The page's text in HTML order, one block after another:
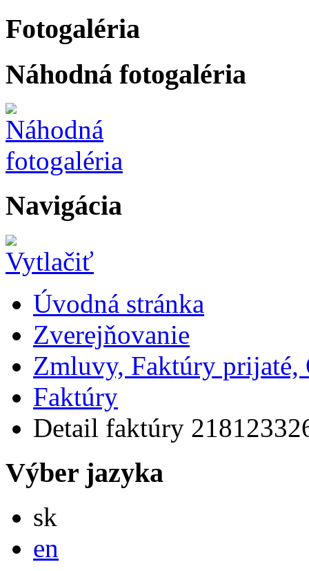
Fotogaléria
Náhodná fotogaléria
Navigácia
Úvodná stránka
Zverejňovanie
Zmluvy, Faktúry prijaté,
Faktúry
Detail faktúry
Výber jazyka
sk
en